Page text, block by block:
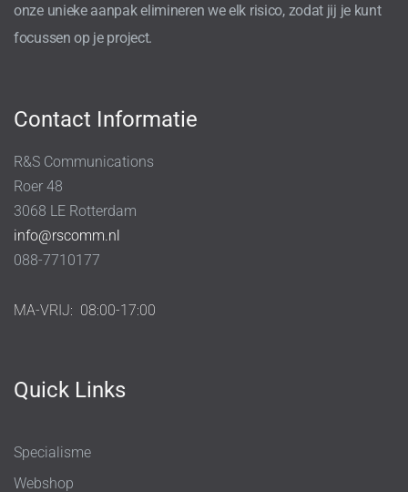
onze unieke aanpak elimineren we elk risico, zodat jij je kunt
focussen op je project.
Contact Informatie
R&S Communications
Roer 48
3068 LE Rotterdam
info@rscomm.nl
088-7710177
MA-VRIJ: 08:00-17:00
Quick Links
Specialisme
Webshop